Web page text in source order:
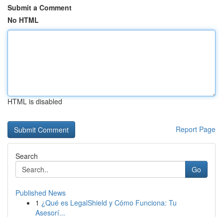
Submit a Comment
No HTML
HTML is disabled
Report Page
Search
Go
Published News
1 ¿Qué es LegalShield y Cómo Funciona: Tu
Asesorí...